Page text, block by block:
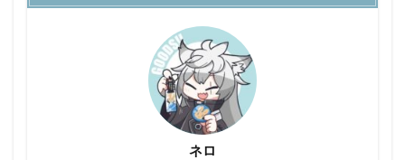
ネロ